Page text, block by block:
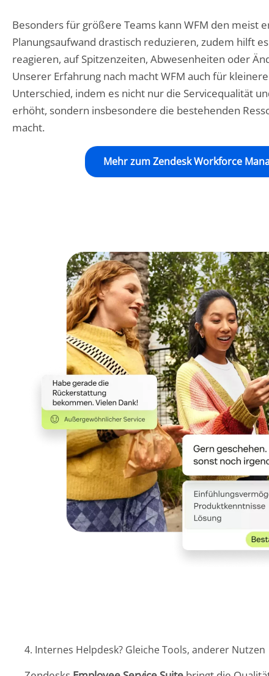
Besonders für größere Teams kann WFM den meist
Planungsaufwand drastisch reduzieren, zudem hilft
reagieren, auf Spitzenzeiten, Abwesenheiten oder
Unserer Erfahrung nach macht WFM auch für
Unterschied, indem es nicht nur die Servicequalität
erhöht, sondern insbesondere die bestehenden
macht.
Mehr zum Zendesk Workforce
4. Internes Helpdesk? Gleiche Tools, anderer Nutzen